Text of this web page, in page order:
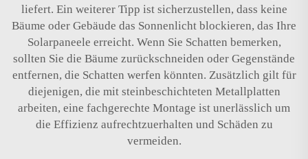
liefert. Ein weiterer Tipp ist sicherzustellen, dass keine
Bäume oder Gebäude das Sonnenlicht blockieren, das Ihre
Solarpaneele erreicht. Wenn Sie Schatten bemerken,
sollten Sie die Bäume zurückschneiden oder Gegenstände
entfernen, die Schatten werfen könnten. Zusätzlich gilt für
diejenigen, die mit steinbeschichteten Metallplatten
arbeiten, eine fachgerechte Montage ist unerlässlich um
die Effizienz aufrechtzuerhalten und Schäden zu
vermeiden.